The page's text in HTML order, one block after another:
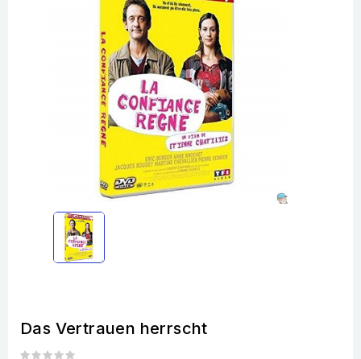
Das Vertrauen herrscht